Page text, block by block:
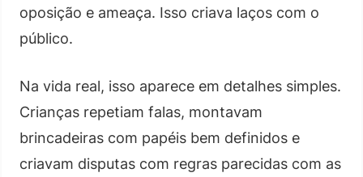
oposição e ameaça. Isso criava laços com o
público.
Na vida real, isso aparece em detalhes simples.
Crianças repetiam falas, montavam
brincadeiras com papéis bem definidos e
criavam disputas com regras parecidas com as